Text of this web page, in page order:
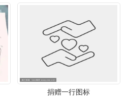
捐赠一行图标